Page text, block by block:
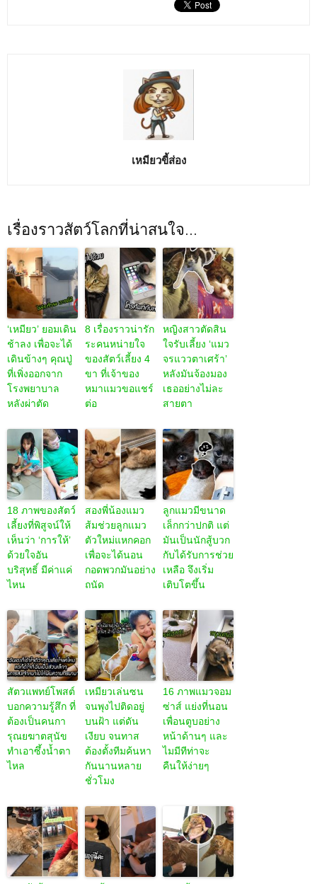
เหมียวขี้ส่อง
เรื่องราวสัตว์โลกที่น่าสนใจ...
‘เหมียว’ ยอมเดิน
ช้าลง เพื่อจะได้
เดินข้างๆ คุณปู่
ที่เพิ่งออกจาก
โรงพยาบาล
หลังผ่าตัด
8 เรื่องราวน่ารัก
ระคนหน่ายใจ
ของสัตว์เลี้ยง 4
ขา ที่เจ้าของ
หมาแมวขอแชร์
ต่อ
หญิงสาวตัดสิน
ใจรับเลี้ยง ‘แมว
จรแววตาเศร้า’
หลังมันจ้องมอง
เธออย่างไม่ละ
สายตา
18 ภาพของสัตว์
เลี้ยงที่พิสูจน์ให้
เห็นว่า ‘การให้’
ด้วยใจอัน
บริสุทธิ์ มีค่าแค่
ไหน
สองพี่น้องแมว
ส้มช่วยลูกแมว
ตัวใหม่แหกคอก
เพื่อจะได้นอน
กอดพวกมันอย่าง
ถนัด
ลูกแมวมีขนาด
เล็กกว่าปกติ แต่
มันเป็นนักสู้บวก
กับได้รับการช่วย
เหลือ จึงเริ่ม
เติบโตขึ้น
สัตวแพทย์โพสต์
บอกความรู้สึก ที่
ต้องเป็นคนกา
รุณยฆาตสุนัข
ทำเอาซึ้งน้ำตา
ไหล
เหมียวเล่นซน
จนพุงไปติดอยู่
บนฝ้า แต่ดัน
เงียบ จนทาส
ต้องตั้งทีมค้นหา
กันนานหลาย
ชั่วโมง
16 ภาพแมวจอม
ซ่าส์ แย่งที่นอน
เพื่อนตูบอย่าง
หน้าด้านๆ และ
ไมมีทีท่าจะ
คืนให้ง่ายๆ